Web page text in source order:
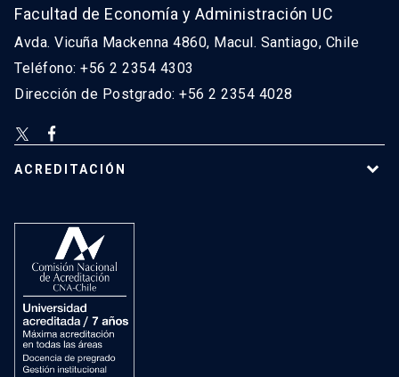
Facultad de Economía y Administración UC
Avda. Vicuña Mackenna 4860, Macul. Santiago, Chile
Teléfono: +56 2 2354 4303
Dirección de Postgrado: +56 2 2354 4028
ACREDITACIÓN